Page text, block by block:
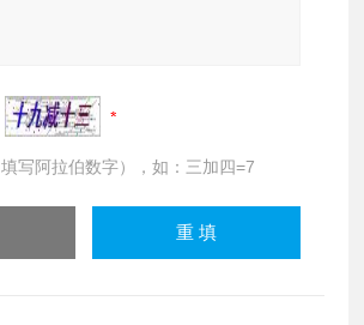
写阿拉伯数字），如：三加四=7